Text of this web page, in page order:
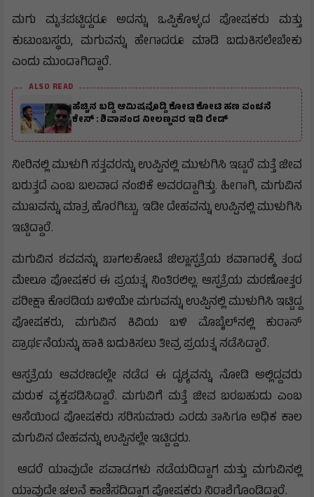
ಮಗು ಮೃತಪಟ್ಟಿದ್ದರೂ ಅದನ್ನು ಒಪ್ಪಿಕೊಳ್ಳದ ಪೋಷಕರು ಮತ್ತು
ಕುಟುಂಬಸ್ಥರು, ಮಗುವನ್ನು ಹೇಗಾದರೂ ಮಾಡಿ ಬದುಕಿಸಲೇಬೇಕು
ಎಂದು ಮುಂದಾಗಿದ್ದಾರೆ.
ALSO READ
ಹೆಚ್ಚಿನ ಬಡ್ಡಿ ಆಮಿಷವೊಡ್ಡಿ ಕೋಟಿ ಕೋಟಿ ಹಣ ವಂಚನೆ
ಕೇಸ್ : ಶಿವಾನಂದ ನೀಲಣ್ಣವರ ಇಡಿ ರೇಡ್
ನೀರಿನಲ್ಲಿ ಮುಳುಗಿ ಸತ್ತವರನ್ನು ಉಪ್ಪಿನಲ್ಲಿ ಮುಳುಗಿಸಿ ಇಟ್ಟರೆ ಮತ್ತೆ ಜೀವ
ಬರುತ್ತದೆ ಎಂಬ ಬಲವಾದ ನಂಬಿಕೆ ಅವರದ್ದಾಗಿತ್ತು. ಹೀಗಾಗಿ, ಮಗುವಿನ
ಮುಖವನ್ನು ಮಾತ್ರ ಹೊರಗಿಟ್ಟು, ಇಡೀ ದೇಹವನ್ನು ಉಪ್ಪಿನಲ್ಲಿ ಮುಳುಗಿಸಿ
ಇಟ್ಟಿದ್ದಾರೆ.
ಮಗುವಿನ ಶವವನ್ನು ಬಾಗಲಕೋಟೆ ಜಿಲ್ಲಾಸ್ಪತ್ರೆಯ ಶವಾಗಾರಕ್ಕೆ ತಂದ
ಮೇಲೂ ಪೋಷಕರ ಈ ಪ್ರಯತ್ನ ನಿಂತಿರಲಿಲ್ಲ. ಆಸ್ಪತ್ರೆಯ ಮರಣೋತ್ತರ
ಪರೀಕ್ಷಾ ಕೊಠಡಿಯ ಬಳಿಯೇ ಮಗುವನ್ನು ಉಪ್ಪಿನಲ್ಲಿ ಮುಳುಗಿಸಿ ಇಟ್ಟಿದ್ದ
ಪೋಷಕರು, ಮಗುವಿನ ಕಿವಿಯ ಬಳಿ ಮೊಬೈಲ್‌ನಲ್ಲಿ ಕುರಾನ್
ಪ್ರಾರ್ಥನೆಯನ್ನು ಹಾಕಿ ಬದುಕಿಸಲು ತೀವ್ರ ಪ್ರಯತ್ನ ನಡೆಸಿದ್ದಾರೆ.
ಆಸ್ಪತ್ರೆಯ ಆವರಣದಲ್ಲೇ ನಡೆದ ಈ ದೃಶ್ಯವನ್ನು ನೋಡಿ ಅಲ್ಲಿದ್ದವರು
ಮರುಕ ವ್ಯಕ್ತಪಡಿಸಿದ್ದಾರೆ. ಮಗುವಿಗೆ ಮತ್ತೆ ಜೀವ ಬರಬಹುದು ಎಂಬ
ಆಸೆಯಿಂದ ಪೋಷಕರು ಸರಿಸುಮಾರು ಎರಡು ತಾಸಿಗೂ ಅಧಿಕ ಕಾಲ
ಮಗುವಿನ ದೇಹವನ್ನು ಉಪ್ಪಿನಲ್ಲೇ ಇಟ್ಟಿದ್ದರು.
ಆದರೆ ಯಾವುದೇ ಪವಾಡಗಳು ನಡೆಯದಿದ್ದಾಗ ಮತ್ತು ಮಗುವಿನಲ್ಲಿ
ಯಾವುದೇ ಚಲನೆ ಕಾಣಿಸದಿದ್ದಾಗ ಪೋಷಕರು ನಿರಾಶೆಗೊಂಡಿದ್ದಾರೆ.